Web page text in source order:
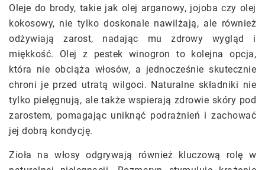
Oleje do brody, takie jak olej arganowy, jojoba czy olej
kokosowy, nie tylko doskonale nawilżają, ale również
odżywiają zarost, nadając mu zdrowy wygląd i
miękkość. Olej z pestek winogron to kolejna opcja,
która nie obciąża włosów, a jednocześnie skutecznie
chroni je przed utratą wilgoci. Naturalne składniki nie
tylko pielęgnują, ale także wspierają zdrowie skóry pod
zarostem, pomagając uniknąć podrażnień i zachować
jej dobrą kondycję.
Zioła na włosy odgrywają również kluczową rolę w